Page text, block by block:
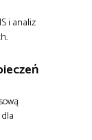
i analiz